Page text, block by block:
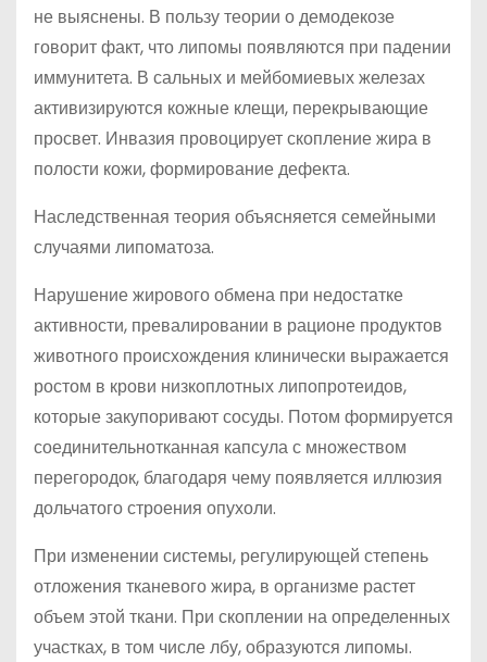
не выяснены. В пользу теории о демодекозе
говорит факт, что липомы появляются при падении
иммунитета. В сальных и мейбомиевых железах
активизируются кожные клещи, перекрывающие
просвет. Инвазия провоцирует скопление жира в
полости кожи, формирование дефекта.
Наследственная теория объясняется семейными
случаями липоматоза.
Нарушение жирового обмена при недостатке
активности, превалировании в рационе продуктов
животного происхождения клинически выражается
ростом в крови низкоплотных липопротеидов,
которые закупоривают сосуды. Потом формируется
соединительнотканная капсула с множеством
перегородок, благодаря чему появляется иллюзия
дольчатого строения опухоли.
При изменении системы, регулирующей степень
отложения тканевого жира, в организме растет
объем этой ткани. При скоплении на определенных
участках, в том числе лбу, образуются липомы.